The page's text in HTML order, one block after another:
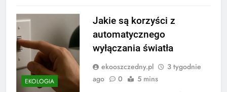
EKOLOGIA
Jakie są korzyści z
automatycznego
wyłączania światła
ekooszczedny.pl
3 tygodnie
ago
0 5 mins